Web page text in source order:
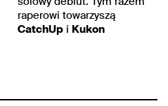
raperowi towarzyszą
CatchUp i Kukon